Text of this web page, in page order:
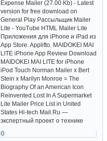
Expense Mailer (27.00 Kb) - Latest
version for free download on
General Play Рассыльщик Mailer
Lite - YouTube HTML Mailer Lite
Приложения для iPhone и iPad из
App Store. Applifto. MAIDOKEI MAI
LITE iPhone App Review Download
MAIDOKEI MAI LITE for iPhone
iPod Touch Norman Mailer x Bert
Stein x Marilyn Monroe = The
Biography Of an American Icon
Reinvented Lost In A Supermarket
Lite Mailer Price List in United
States Hi-tech Mail.Ru —
экспертный проект о технике
0